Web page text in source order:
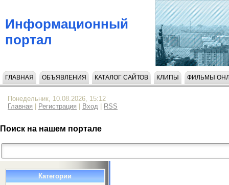
Информационный
портал
ГЛАВНАЯ ОБЪЯВЛЕНИЯ КАТАЛОГ САЙТОВ КЛИПЫ ФИЛЬМЫ
Понедельник, 10.08.2026, 15:12
Главная
Регистрация Вход RSS
Поиск на нашем портале
Категории